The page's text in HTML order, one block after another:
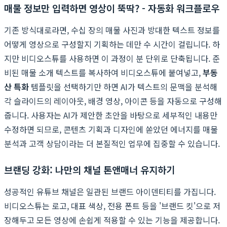
매물 정보만 입력하면 영상이 뚝딱? - 자동화 워크플로우
기존 방식대로라면, 수십 장의 매물 사진과 방대한 텍스트 정보를
어떻게 영상으로 구성할지 기획하는 데만 수 시간이 걸립니다. 하
지만 비디오스튜를 사용하면 이 과정이 분 단위로 단축됩니다. 준
비된 매물 소개 텍스트를 복사하여 비디오스튜에 붙여넣고,부동
산 특화 템플릿을 선택하기만 하면 AI가 텍스트의 문맥을 분석해
각 슬라이드의 레이아웃, 배경 영상, 아이콘 등을 자동으로 구성해
줍니다. 사용자는 AI가 제안한 초안을 바탕으로 세부적인 내용만
수정하면 되므로, 콘텐츠 기획과 디자인에 쏟았던 에너지를 매물
분석과 고객 상담이라는 더 본질적인 업무에 집중할 수 있습니다.
브랜딩 강화: 나만의 채널 톤앤매너 유지하기
성공적인 유튜브 채널은 일관된 브랜드 아이덴티티를 가집니다.
비디오스튜는 로고, 대표 색상, 전용 폰트 등을 '브랜드 킷'으로 저
장해두고 모든 영상에 손쉽게 적용할 수 있는 기능을 제공합니다.